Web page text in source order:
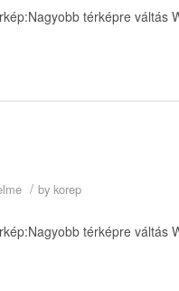
térképre váltás
/ by korep
térképre váltás